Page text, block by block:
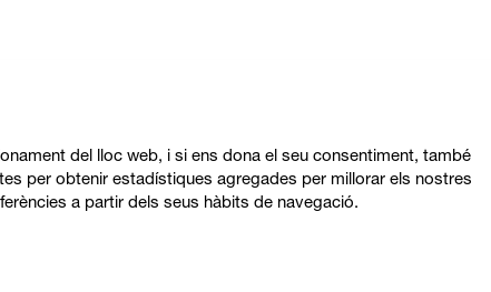
del lloc web, i si ens dona el seu consentiment, també
per obtenir estadístiques agregades per millorar els nostres
a partir dels seus hàbits de navegació.